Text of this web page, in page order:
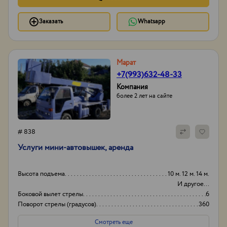
Заказать Whatsapp
Марат
+7(993)632-48-33
Компания
более 2 лет на сайте
# 838
Услуги мини-автовышек, аренда
Высота подъема
10 м. 12 м. 14 м.
И другое...
Боковой вылет стрелы
6
Поворот стрелы (градусов)
360
Грузоподьемность корзины:
200кг
Смотреть еще